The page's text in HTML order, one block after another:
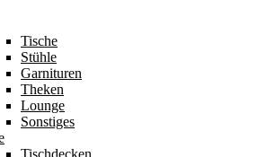
Tische
Stühle
Garnituren
Theken
Lounge
Sonstiges